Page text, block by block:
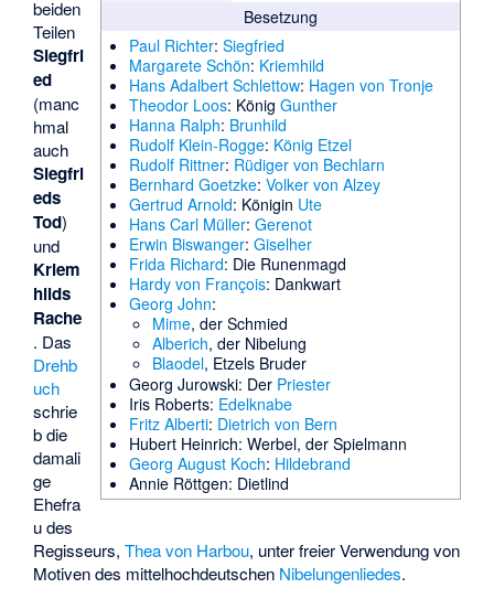
Besetzung
Paul Richter: Siegfried
Margarete Schön: Kriemhild
Hans Adalbert Schlettow: Hagen von Tronje
Theodor Loos: König Gunther
Hanna Ralph: Brunhild
Rudolf Klein-Rogge: König Etzel
Rudolf Rittner: Rüdiger von Bechlarn
Bernhard Goetzke: Volker von Alzey
Gertrud Arnold: Königin Ute
Hans Carl Müller: Gerenot
Erwin Biswanger: Giselher
Frida Richard: Die Runenmagd
Hardy von François: Dankwart
Georg John:
Mime, der Schmied
Alberich, der Nibelung
Blaodel, Etzels Bruder
Georg Jurowski: Der Priester
Iris Roberts: Edelknabe
Fritz Alberti: Dietrich von Bern
Hubert Heinrich: Werbel, der Spielmann
Georg August Koch: Hildebrand
Annie Röttgen: Dietlind
beiden
Teilen
Siegfri
ed
(manc
hmal
auch
Siegfri
eds
Tod)
und
Kriem
hilds
Rache
. Das
Drehb
uch
schrie
b die
damali
ge
Ehefra
u des
Regisseurs,Thea von Harbou, unter freier Verwendung von
Motiven des mittelhochdeutschen Nibelungenliedes.